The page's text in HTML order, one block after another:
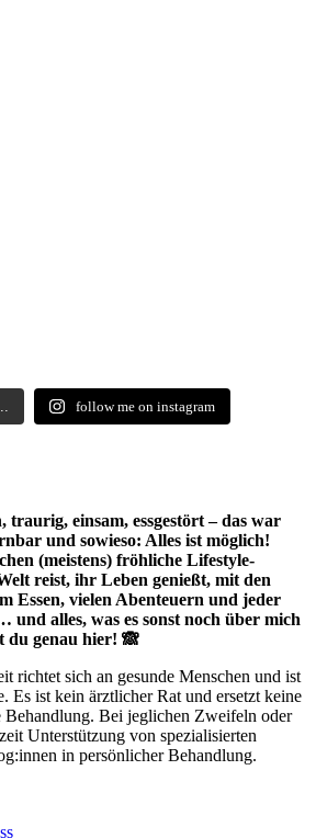
follow me on instagram
traurig, einsam, essgestört – das war
und sowieso: Alles ist möglich!
(meistens) fröhliche Lifestyle-
reist, ihr Leben genießt, mit den
Essen, vielen Abenteuern und jeder
und alles, was es sonst noch über mich
du genau hier! 🙈
richtet sich an gesunde Menschen und ist
Es ist kein ärztlicher Rat und ersetzt keine
Behandlung. Bei jeglichen Zweifeln oder
Unterstützung von spezialisierten
in persönlicher Behandlung.